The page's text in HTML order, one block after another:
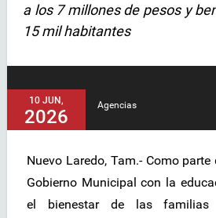
a los 7 millones de pesos y
15 mil habitantes
10 JUN,
2026
Agencias
Nuevo Laredo, Tam.- Como
Gobierno Municipal con la
el bienestar de las familias